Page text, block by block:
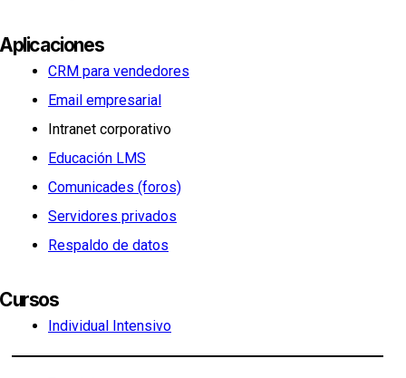
Aplicaciones
CRM para vendedores
Email empresarial
Intranet corporativo
Educación LMS
Comunicades (foros)
Servidores privados
Respaldo de datos
Cursos
Individual Intensivo